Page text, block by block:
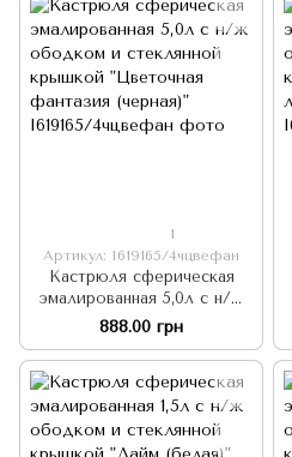
1
Артикул: I619165/4чцвефан
Кастрюля сферическая
эмалированная 5,0л с н/ж
ободком и стеклянной
крышкой "Цветочная
фантазия (черная)"
888.00 грн